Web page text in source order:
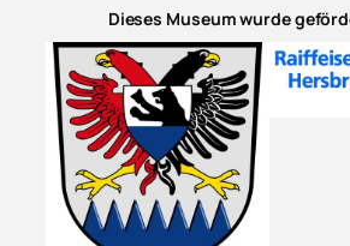
Dieses Museum wurde